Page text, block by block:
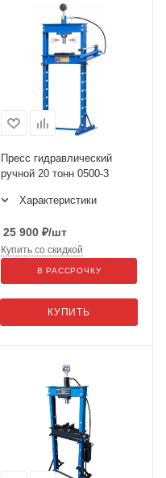
Пресс гидравлический
ручной 20 тонн 0500-3
Характеристики
25 900 ₽/шт
КУПИТЬ
Купить со скидкой
В РАССРОЧКУ